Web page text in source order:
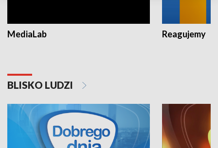
MediaLab Reagujemy
BLISKO LUDZI